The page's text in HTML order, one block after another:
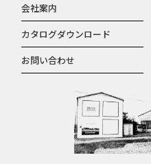
会社案内
カタログダウンロード
お問い合わせ